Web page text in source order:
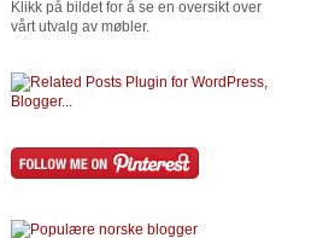
Klikk på bildet for å se en oversikt over
vårt utvalg av møbler.